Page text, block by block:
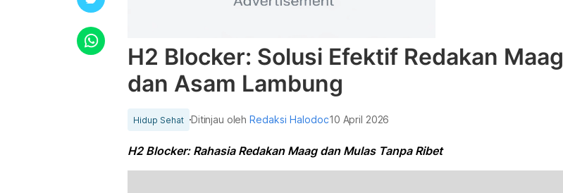
H2 Blocker: Solusi Efektif Redakan Maag
dan Asam Lambung
Hidup Sehat Ditinjau olehRedaksi Halodoc10 April 2026
H2 Blocker: Rahasia Redakan Maag dan Mulas Tanpa Ribet